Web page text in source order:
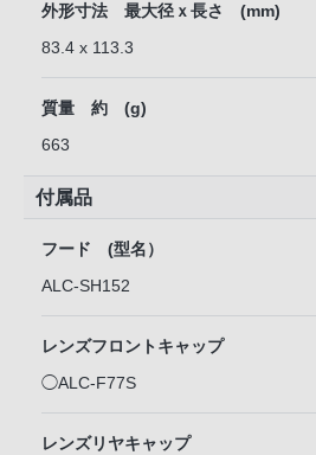
外形寸法 最大径ｘ長さ (mm)
83.4 x 113.3
質量 約 (g)
663
付属品
フード (型名）
ALC-SH152
レンズフロントキャップ
◯ALC-F77S
レンズリヤキャップ